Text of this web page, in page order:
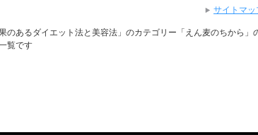
果のあるダイエット法と美容法」のカテゴリー「えん麦のちから」
覧です
サイトマッ